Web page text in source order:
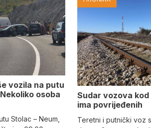
vozila na putu
osoba
Stolac – Neum,
Sudar vozova
ima povrijeđenih
Teretni i putnički voz